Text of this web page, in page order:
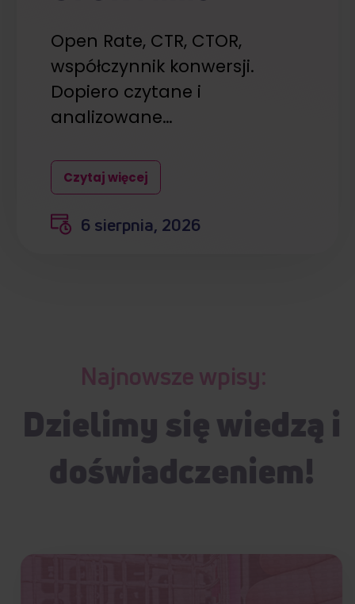
Open Rate, CTR, CTOR,
współczynnik konwersji.
Dopiero czytane i
analizowane…
Czytaj więcej
6 sierpnia, 2026
Najnowsze wpisy:
Dzielimy się wiedzą i
doświadczeniem!